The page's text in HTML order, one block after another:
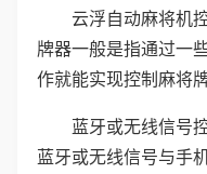
云浮自动麻将机
牌器一般是指通过一
作就能实现控制麻将
蓝牙或无线信号
蓝牙或无线信号与手